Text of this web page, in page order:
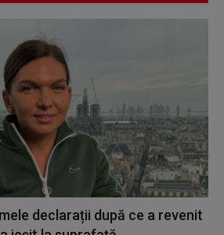
declarații după ce a revenit